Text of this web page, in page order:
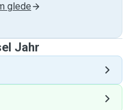
glede
Jahr